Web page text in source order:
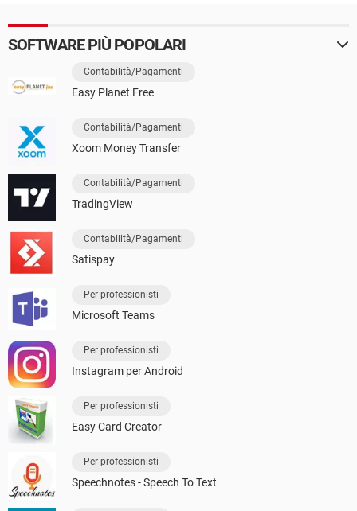
SOFTWARE PIÙ POPOLARI
Contabilità/Pagamenti
Easy Planet Free
Contabilità/Pagamenti
Xoom Money Transfer
Contabilità/Pagamenti
TradingView
Contabilità/Pagamenti
Satispay
Per professionisti
Microsoft Teams
Per professionisti
Instagram per Android
Per professionisti
Easy Card Creator
Per professionisti
Speechnotes - Speech To Text